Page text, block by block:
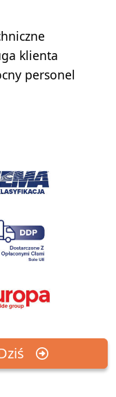
klienta
personel